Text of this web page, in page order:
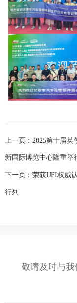
上一页： 2025第十届英
新国际博览中心隆重举
下一页： 荣获UFI权威
行列
敬请及时与